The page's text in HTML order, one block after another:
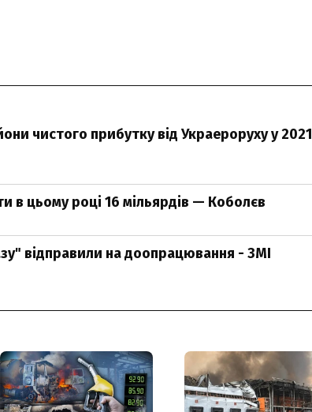
чистого прибутку від Украероруху у 2021
в цьому році 16 мільярдів — Коболєв
відправили на доопрацювання - ЗМІ